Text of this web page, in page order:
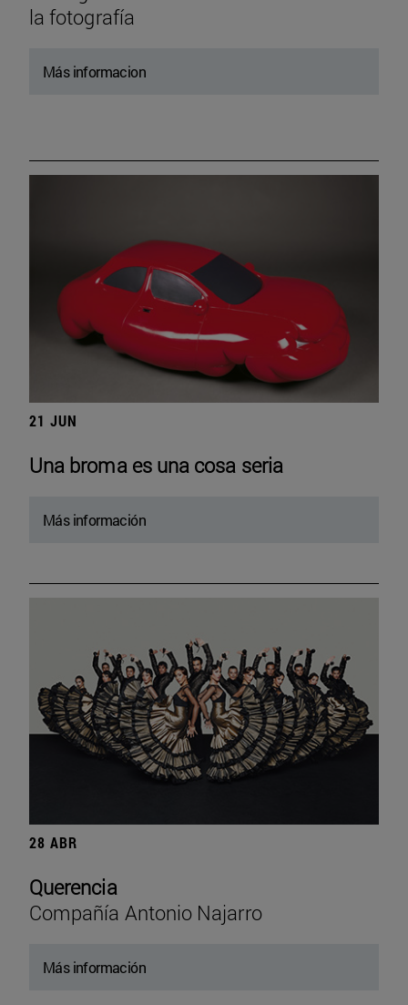
la fotografía
Más informacion
21 JUN
Una broma es una cosa seria
Más información
28 ABR
Querencia
Compañía Antonio Najarro
Más información